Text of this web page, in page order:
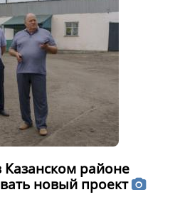
районе
новый проект